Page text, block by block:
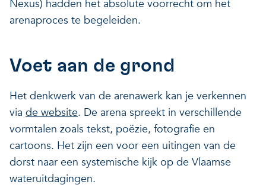
Nexus) hadden het absolute voorrecht om het
arenaproces te begeleiden.
Voet aan de grond
Het denkwerk van de arenawerk kan je verkennen
via de website. De arena spreekt in verschillende
vormtalen zoals tekst, poëzie, fotografie en
cartoons. Het zijn een voor een uitingen van de
dorst naar een systemische kijk op de Vlaamse
wateruitdagingen.